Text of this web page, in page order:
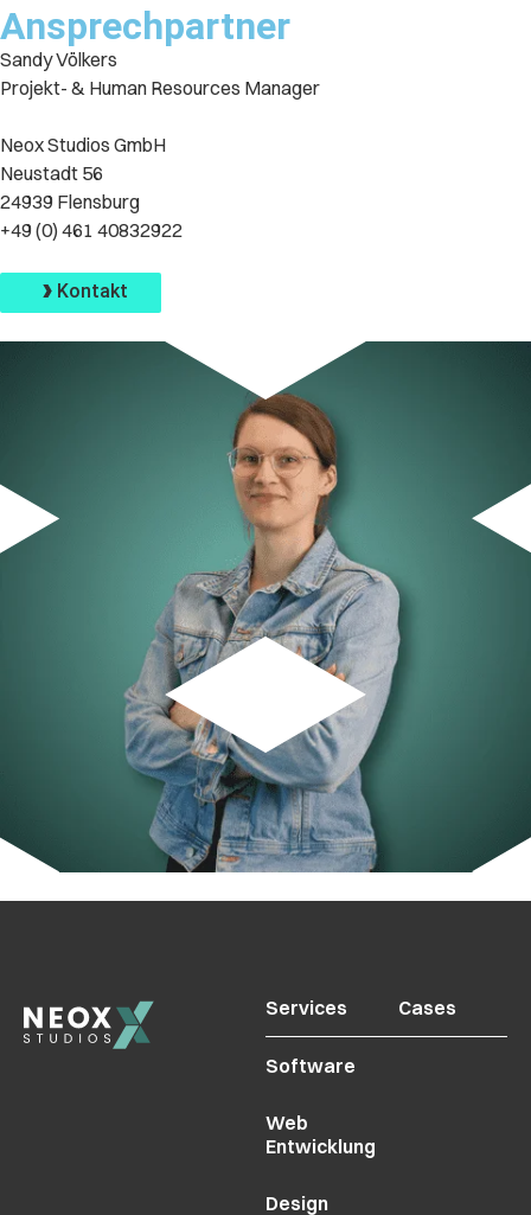
Ansprechpartner
Sandy Völkers
Projekt- & Human Resources Manager
Neox Studios GmbH
Neustadt 56
24939 Flensburg
+49 (0) 461 40832922
Kontakt
Services
Software
Web
Entwicklung
Design
Cases